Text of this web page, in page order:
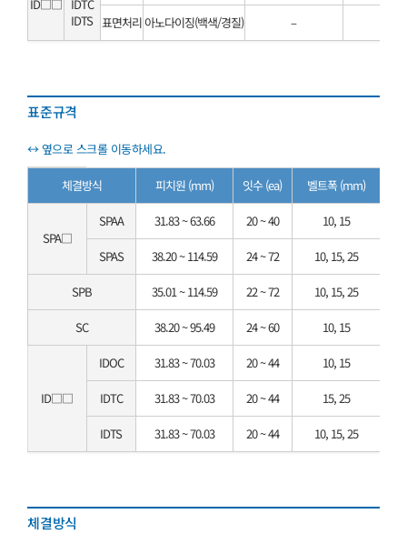
ID□□
IDTC
IDTS 표면처리아노다이징(백색/경질) –
표준규격
체결방식 피치원 (mm) 잇수 (ea) 벨트폭 (mm)
SPA□
SPAA 31.83 ~ 63.66 20 ~ 40 10, 15
SPAS 38.20 ~ 114.59 24 ~ 72 10, 15, 25
SPB 35.01 ~ 114.59 22 ~ 72 10, 15, 25
SC 38.20 ~ 95.49 24 ~ 60 10, 15
ID□□
IDOC 31.83 ~ 70.03 20 ~ 44 10, 15
IDTC 31.83 ~ 70.03 20 ~ 44 15, 25
IDTS 31.83 ~ 70.03 20 ~ 44 10, 15, 25
체결방식